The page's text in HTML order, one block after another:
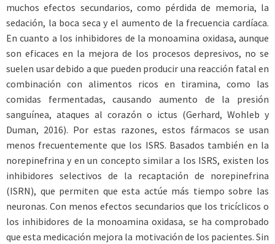
muchos efectos secundarios, como pérdida de memoria, la
sedación, la boca seca y el aumento de la frecuencia cardíaca.
En cuanto a los inhibidores de la monoamina oxidasa, aunque
son eficaces en la mejora de los procesos depresivos, no se
suelen usar debido a que pueden producir una reacción fatal en
combinación con alimentos ricos en tiramina, como las
comidas fermentadas, causando aumento de la presión
sanguínea, ataques al corazón o ictus (Gerhard, Wohleb y
Duman, 2016). Por estas razones, estos fármacos se usan
menos frecuentemente que los ISRS. Basados también en la
norepinefrina y en un concepto similar a los ISRS, existen los
inhibidores selectivos de la recaptación de norepinefrina
(ISRN), que permiten que esta actúe más tiempo sobre las
neuronas. Con menos efectos secundarios que los tricíclicos o
los inhibidores de la monoamina oxidasa, se ha comprobado
que esta medicación mejora la motivación de los pacientes. Sin